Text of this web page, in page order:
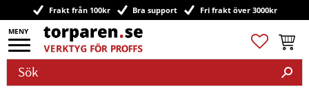
Meny
Frakt från 100kr Bra support Fri frakt över 3000kr
Favoriter